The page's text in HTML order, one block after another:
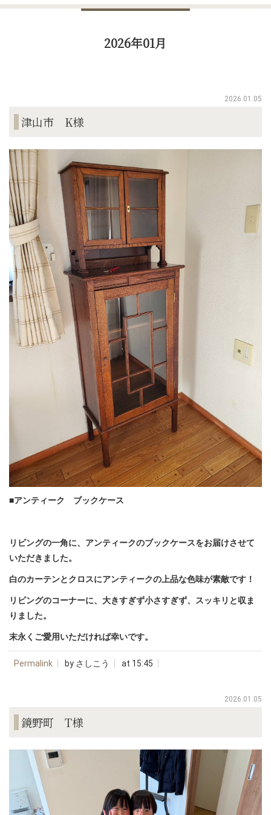
2026年01月
2026.01.05
津山市 K様
■アンティーク ブックケース
リビングの一角に、アンティークのブックケースをお届けさせて
いただきました。
白のカーテンとクロスにアンティークの上品な色味が素敵です！
リビングのコーナーに、大きすぎず小さすぎず、スッキリと収ま
りました。
末永くご愛用いただければ幸いです。
Permalink by さしこう at 15:45
2026.01.05
鏡野町 T様